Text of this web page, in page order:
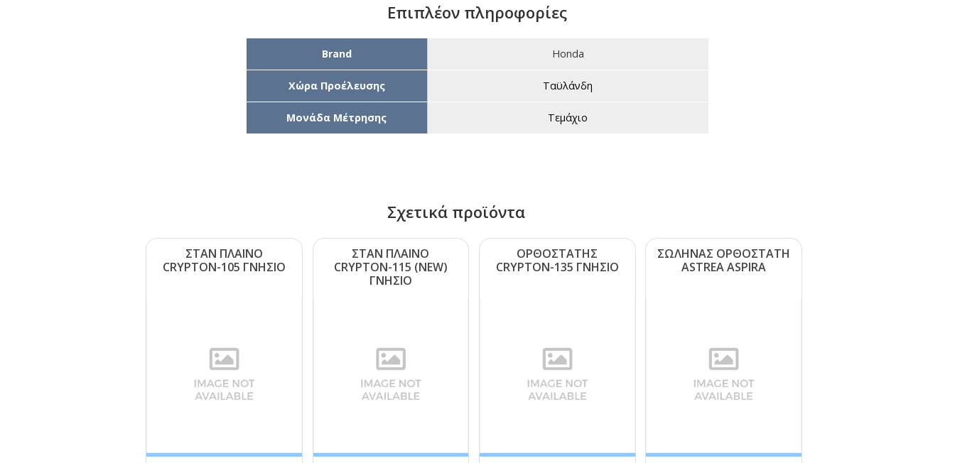
Επιπλέον πληροφορίες
Brand Honda
Χώρα Προέλευσης Ταϋλάνδη
Μονάδα Μέτρησης Τεμάχιο
Σχετικά προϊόντα
ΣΤΑΝ ΠΛΑΙΝΟ
CRΥΡΤΟΝ-105 ΓΝΗΣΙΟ
ΣΤΑΝ ΠΛΑΙΝΟ
CRΥΡΤΟΝ-115 (ΝΕW)
ΓΝΗΣΙΟ
ΟΡΘΟΣΤΑΤΗΣ
CRΥΡΤΟΝ-135 ΓΝΗΣΙΟ
ΣΩΛΗΝΑΣ ΟΡΘΟΣΤΑΤΗ
ΑSΤRΕΑ ΑSΡΙRΑ